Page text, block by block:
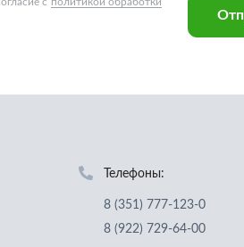
8 (351) 777-123-0
8 (922) 729-64-00
info@ucz74.ru